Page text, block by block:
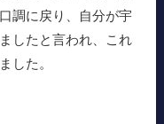
調に戻り、自分が宇
したと言われ、これ
した。